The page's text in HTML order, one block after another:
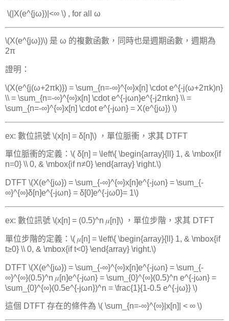
​ \(|X(e^{jω})|<∞ \) , for all ω
\(X(e^{jω})\) 是 ω 的複數函數，同時也是週期函數，週期為
2π
證明：
\(X(e^{j(ω+2πk)}) = \sum_{n=-∞}^{∞}x[n] \cdot e^{-j(ω+2πk)n}
\\ = \sum_{n=-∞}^{∞}x[n] \cdot e^{-jωn}e^{-j2πkn} \\ =
\sum_{n=-∞}^{∞}x[n] \cdot e^{-jωn} = X(e^{jω}) \)
ex: 數位訊號 \(x[n] = δ[n]\) ，單位脈衝，求其 DTFT
單位脈衝的定義：\( δ[n] = \left\{ \begin{array}{ll} 1, & \mbox{if
n=0} \\ 0, & \mbox{if n≠0} \end{array} \right.\)
DTFT \(X(e^{jω}) = \sum_{-∞}^{∞}x[n]e^{-jωn} = \sum_{-
∞}^{∞}δ[n]e^{-jωn} = δ[0]e^{-jω0}= 1\)
ex: 數位訊號 \(x[n] = (0.5)^n 𝜇[n]\) ，單位步階，求其 DTFT
單位步階的定義：\( 𝜇[n] = \left\{ \begin{array}{ll} 1, & \mbox{if
t≥0} \\ 0, & \mbox{if t<0} \end{array} \right.\)
DTFT \(X(e^{jω}) = \sum_{-∞}^{∞}x[n]e^{-jωn} = \sum_{-
∞}^{∞}(0.5)^n 𝜇[n]e^{-jωn} = \sum_{0}^{∞}(0.5)^n e^{-jωn} =
\sum_{0}^{∞}(0.5e^{-jωn})^n = \frac{1}{1-0.5 e^{-jω}} \)
這個 DTFT 存在的條件為 \( \sum_{n=-∞}^{∞}|x[n]| < ∞ \)